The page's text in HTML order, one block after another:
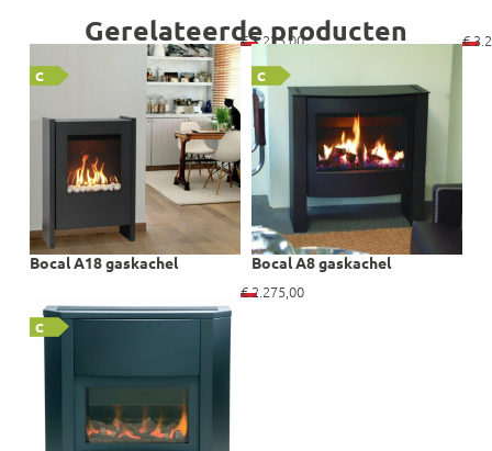
Gerelateerde producten
C
Bocal A18 gaskachel
€3.225,00
C
Bocal A8 gaskachel
€
C
€2.275,00